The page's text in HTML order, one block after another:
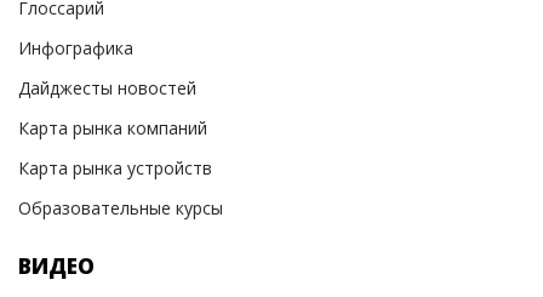
Глоссарий
Инфографика
Дайджесты новостей
Карта рынка компаний
Карта рынка устройств
Образовательные курсы
ВИДЕО